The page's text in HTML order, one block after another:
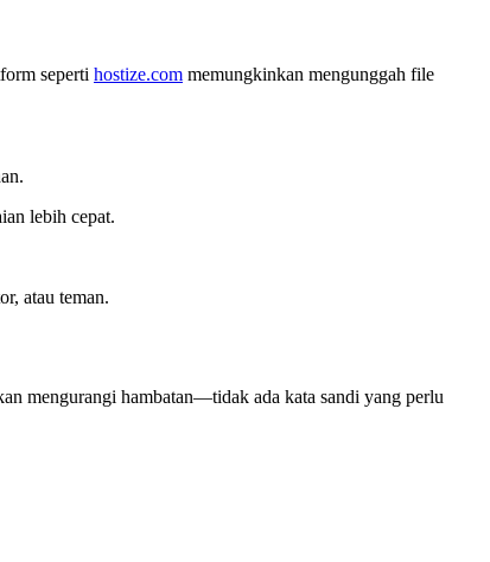
seperti hostize.com memungkinkan mengunggah file
lebih cepat.
atau teman.
mengurangi hambatan—tidak ada kata sandi yang perlu